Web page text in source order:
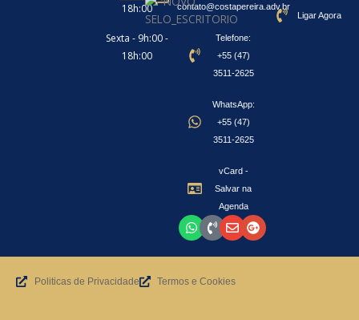
18h:00
Sexta - 9h:00 -
18h:00
contato@costapereira.adv.br
Telefone:
+55 (47)
3511-2625
WhatsApp:
+55 (47)
3511-2625
vCard -
Salvar na
Agenda
Whatsapp
Phone-
volume
Envelope
Google-
plus
Ligar Agora
Politicas de Privacidade Termos e Cookies